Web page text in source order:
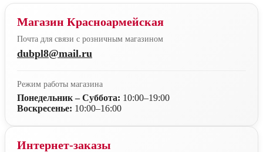
Магазин Красноармейская
Почта для связи с розничным магазином
dubpl8@mail.ru
Режим работы магазина
Понедельник – Суббота: 10:00–19:00
Воскресенье: 10:00–16:00
Интернет-заказы